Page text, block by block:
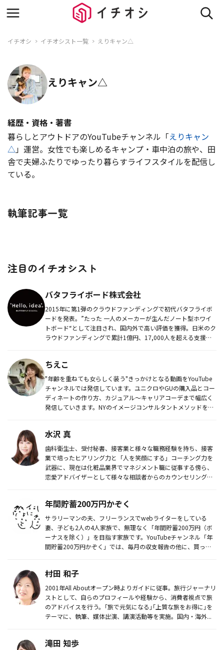
イチオシ イチオシスト一覧 えりキャン△
えりキャン△
経歴・資格・著書
暮らしとアウトドアのYouTubeチャンネル「えりキャン
△ 」運営。女性でも楽しめるキャンプ・車中泊の旅や、田
舎で夫婦ふたりでゆったり暮らすライフスタイルを配信し
ている。
執筆記事一覧
注目のイチオシスト
バタフライボード株式会社
2015年に第1弾のクラウドファンディングで初代バタフライボ
ードを発表。”たった 一人のメーカーが生んだノート型ホワイ
トボード“として注目され、国内外で高い評価を獲得。日米のク
ラウドファンディングで累計1億円、17,000人を超える支援に
ちえこ
"年齢を重ねても女らしく装う"きっかけとなる動画をYouTube
チャンネルでは発信しています。ユニクロやGUの購入品とコー
ディネートの作り方、カジュアル〜キャリアコーデまで幅広く
発信していきます。NYのイメージコンサルタントメソッドを習
水沢 真
歯科衛生士、受付秘書、接客業と様々な職務経験を持ち、接客
業で培ったヒアリング力と「人を笑顔にする」コーチング力を
武器に、現在は化粧品業界でマネジメント職に従事する傍ら、
恋愛アドバイザーとして様々な相談者からのカウンセリングな
年間貯蓄200万円かぞく
サラリーマンの夫、フリーランスでwebライターをしている
妻、子ども2人の4人家族で、無理なく「年間貯蓄200万円（ボ
ーナスを除く）」を目指す家族です。YouTubeチャンネル「年
間貯蓄200万円かぞく」では、毎月の収支報告の他に、買って
村田 和子
2001年All Aboutオープン時よりガイドに従事。旅行ジャーナリ
ストとして、自らのプロフィールや経験から、消費者視点で旅
のアドバイスを行う。｢旅で元気になる｣｢上質な旅をお得に｣を
テーマに、執筆、媒体出演、講演活動等を実施。国内・海外...
滝田 知歩